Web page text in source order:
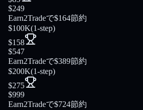
$249
Earn2Tradeで$164節約
$100K(1-step)
$158
$547
Earn2Tradeで$389節約
$200K(1-step)
$275
$999
Earn2Tradeで$724節約